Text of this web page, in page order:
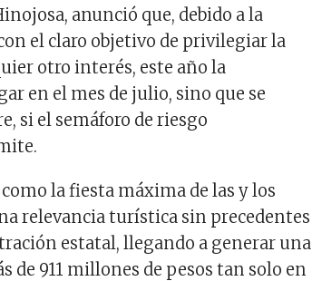
anunció que, debido a la
el claro objetivo de privilegiar la
otro interés, este año la
en el mes de julio, sino que se
si el semáforo de riesgo
la fiesta máxima de las y los
relevancia turística sin precedentes
estatal, llegando a generar una
de 911 millones de pesos tan solo en